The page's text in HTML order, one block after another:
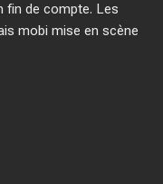
fin de compte. Les
mobi mise en scène